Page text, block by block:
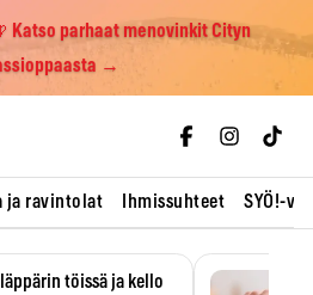
Katso parhaat menovinkit Cityn
→
ja ravintolat Ihmissuhteet SYÖ!-
töissä ja kello